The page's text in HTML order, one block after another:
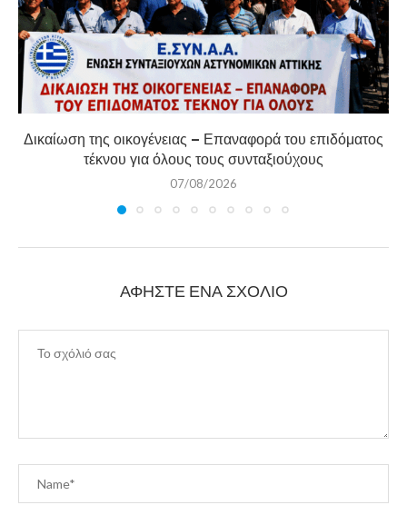
Δικαίωση της οικογένειας – Επαναφορά του επιδόματος
τέκνου για όλους τους συνταξιούχους
07/08/2026
ΑΦΉΣΤΕ ΈΝΑ ΣΧΌΛΙΟ